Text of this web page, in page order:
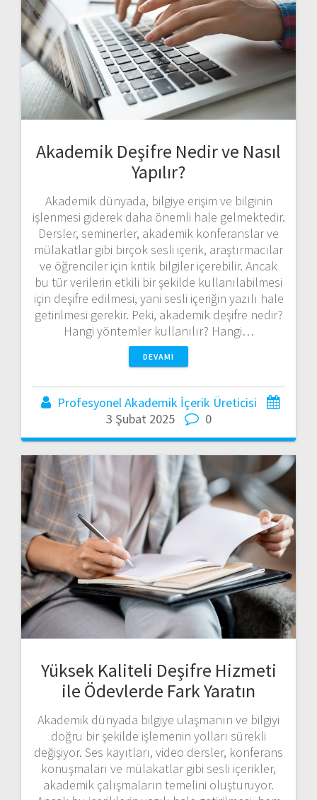
Akademik Deşifre Nedir ve Nasıl
Yapılır?
Akademik dünyada, bilgiye erişim ve bilginin
işlenmesi giderek daha önemli hale gelmektedir.
Dersler, seminerler, akademik konferanslar ve
mülakatlar gibi birçok sesli içerik, araştırmacılar
ve öğrenciler için kritik bilgiler içerebilir. Ancak
bu tür verilerin etkili bir şekilde kullanılabilmesi
için deşifre edilmesi, yani sesli içeriğin yazılı hale
getirilmesi gerekir. Peki, akademik deşifre nedir?
Hangi yöntemler kullanılır? Hangi…
DEVAMI
Profesyonel Akademik İçerik Üreticisi
3 Şubat 2025
0
Yüksek Kaliteli Deşifre Hizmeti
ile Ödevlerde Fark Yaratın
Akademik dünyada bilgiye ulaşmanın ve bilgiyi
doğru bir şekilde işlemenin yolları sürekli
değişiyor. Ses kayıtları, video dersler, konferans
konuşmaları ve mülakatlar gibi sesli içerikler,
akademik çalışmaların temelini oluşturuyor.